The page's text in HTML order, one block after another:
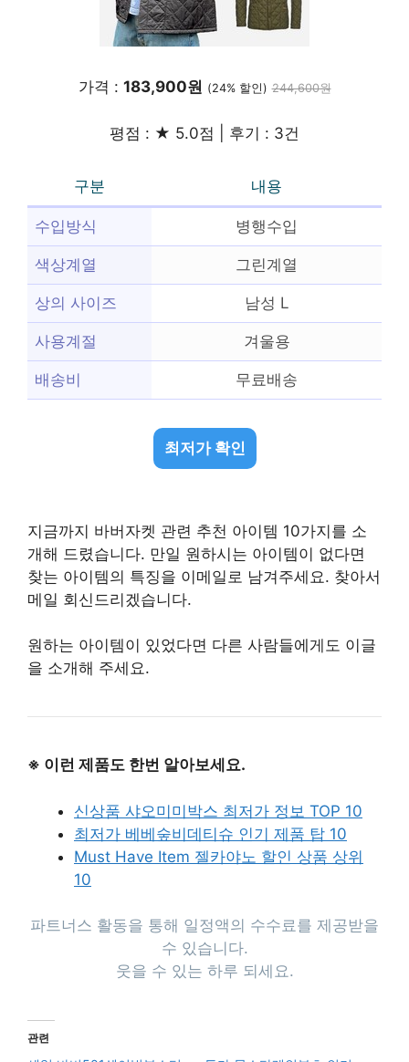
가격 : 183,900원 (24% 할인) 244,600원
평점 : ★ 5.0점 | 후기 : 3건
구분 내용
수입방식 병행수입
색상계열 그린계열
상의 사이즈 남성 L
사용계절 겨울용
배송비 무료배송
최저가 확인
지금까지 바버자켓 관련 추천 아이템 10가지를 소
개해 드렸습니다. 만일 원하시는 아이템이 없다면
찾는 아이템의 특징을 이메일로 남겨주세요. 찾아서
메일 회신드리겠습니다.
원하는 아이템이 있었다면 다른 사람들에게도 이글
을 소개해 주세요.
※ 이런 제품도 한번 알아보세요.
신상품 샤오미미박스 최저가 정보 TOP 10
최저가 베베숲비데티슈 인기 제품 탑 10
Must Have Item 젤카야노 할인 상품 상위
10
파트너스 활동을 통해 일정액의 수수료를 제공받을
수 있습니다.
웃을 수 있는 하루 되세요.
관련